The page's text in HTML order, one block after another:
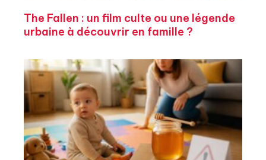
The Fallen : un film culte ou une légende
urbaine à découvrir en famille ?